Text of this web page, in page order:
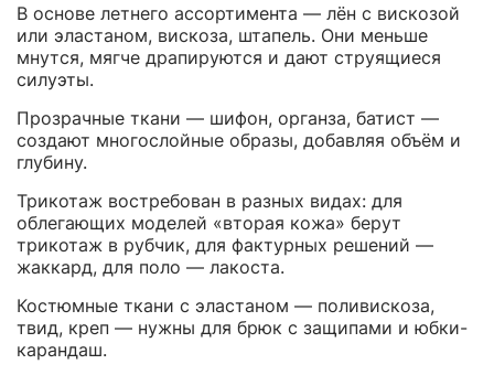
В основе летнего ассортимента — лён с вискозой
или эластаном, вискоза, штапель. Они меньше
мнутся, мягче драпируются и дают струящиеся
силуэты.
Прозрачные ткани — шифон, органза, батист —
создают многослойные образы, добавляя объём и
глубину.
Трикотаж востребован в разных видах: для
облегающих моделей «вторая кожа» берут
трикотаж в рубчик, для фактурных решений —
жаккард, для поло — лакоста.
Костюмные ткани с эластаном — поливискоза,
твид, креп — нужны для брюк с защипами и юбки-
карандаш.